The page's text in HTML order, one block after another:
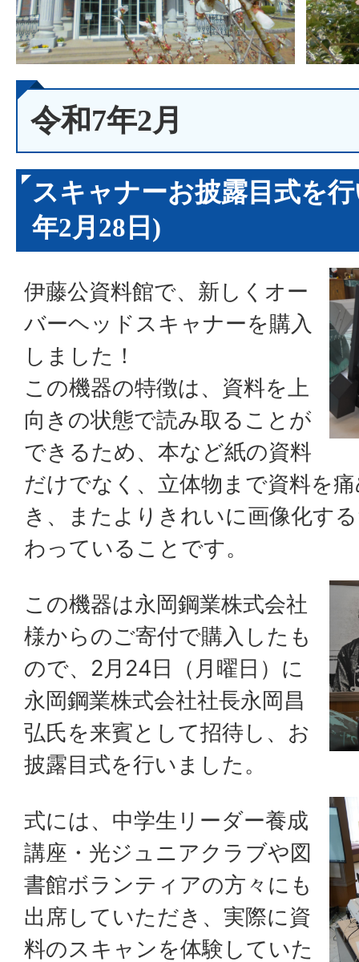
令和7年2月
スキャナーお披露目式を
年2月28日)
伊藤公資料館で、新しくオー
バーヘッドスキャナーを購入
しました！
この機器の特徴は、資料を上
向きの状態で読み取ることが
できるため、本など紙の資料
だけでなく、立体物まで資料を
き、またよりきれいに画像化す
わっていることです。
この機器は永岡鋼業株式会社
様からのご寄付で購入したも
ので、2月24日（月曜日）に
永岡鋼業株式会社社長永岡昌
弘氏を来賓として招待し、お
披露目式を行いました。
式には、中学生リーダー養成
講座・光ジュニアクラブや図
書館ボランティアの方々にも
出席していただき、実際に資
料のスキャンを体験していた